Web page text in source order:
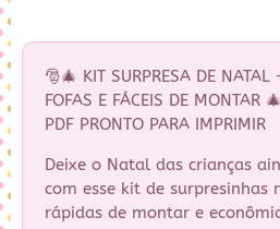
🎅🎄 KIT SURPRESA DE
FOFAS E FÁCEIS DE MONTAR
PDF PRONTO PARA IMPRIMIR
Deixe o Natal das crianças
com esse kit de surpresinhas
rápidas de montar e